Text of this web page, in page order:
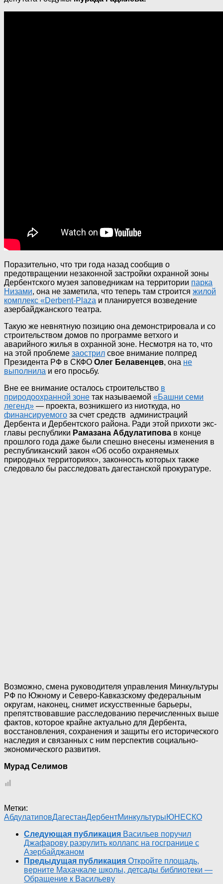
Поразительно, что три года назад сообщив о
предотвращении незаконной застройки охранной зоны
Дербентского музея заповедникам на территории парка
Низами, она не заметила, что теперь там строится жилой
комплекс «Derbent-Plaza и планируется возведение
азербайджанского театра.
Такую же невнятную позицию она демонстрировала и со
строительством домов по программе ветхого и
аварийного жилья в охранной зоне. Несмотря на то, что
на этой проблеме заострил свое внимание полпред
Президента РФ в СКФО Олег Белавенцев, она не
выполнила и его просьбу.
Вне ее внимание осталось строительство в
природоохранной зоне так называемой «Башни семи
легенд» — проекта, возникшего из ниоткуда, но
финансируемого за счет средств администраций
Дербента и Дербентского района. Ради этой прихоти экс-
главы республики Рамазана Абдулатипова в конце
прошлого года даже были спешно внесены изменения в
республиканский закон «Об особо охраняемых
природных территориях», законность которых также
следовало бы расследовать дагестанской прокуратуре.
Возможно, смена руководителя управления Минкультуры
РФ по Южному и Северо-Кавказскому федеральным
округам, наконец, снимет искусственные барьеры,
препятствовавшие расследованию перечисленных выше
фактов, которое крайне актуально для Дербента,
восстановления, сохранения и защиты его исторического
наследия и связанных с ним перспектив социально-
экономического развития.
Мурад Селимов
Метки:
АбдулатиповДагестанДербентМинкультурыЮНЕСКО
Следующая публикация Васильев поручил
Джафарову разрулить коллапс на госгранице с
Азербайджаном
Предыдущая публикация Откройте площадь,
верните Махачкале школы, детсады библиотеки —
Обращение к Васильеву